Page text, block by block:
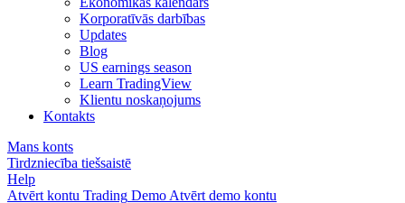
Korporatīvās darbības
Updates
Blog
US earnings season
Learn TradingView
Klientu noskaņojums
Kontakts
Mans konts
Tirdzniecība tiešsaistē
Help
Atvērt kontu Trading Demo Atvērt demo kontu